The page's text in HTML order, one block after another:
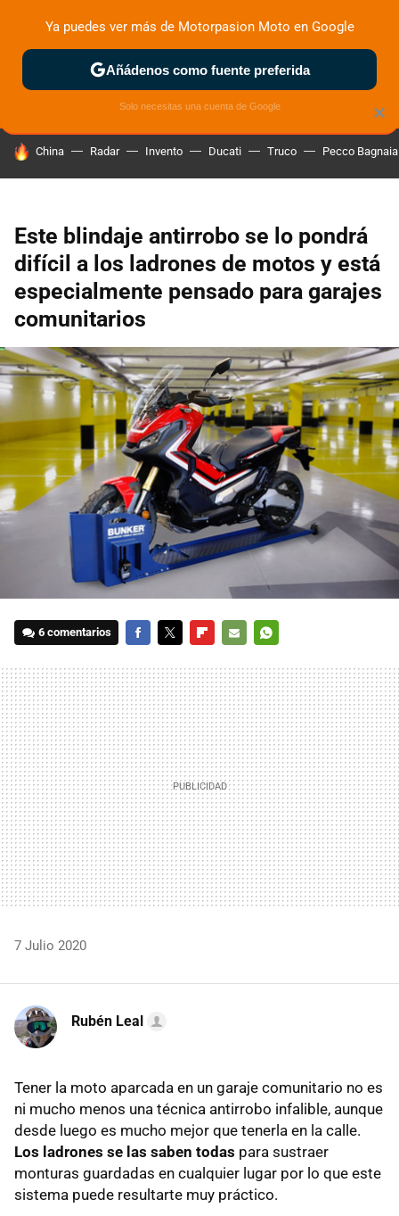
ZONA DE PRUEBAS DEPORTIVAS MOTOS ELÉCTRICAS
HOY SE HABLA DE
China Radar Invento Ducati Truco Pecco Bagnaia
Este blindaje antirrobo se lo pondrá
difícil a los ladrones de motos y está
especialmente pensado para garajes
comunitarios
6 comentarios
MAIL
7 Julio 2020
Rubén Leal
Tener la moto aparcada en un garaje comunitario no es
ni mucho menos una técnica antirrobo infalible, aunque
desde luego es mucho mejor que tenerla en la calle.
Los ladrones se las saben todas para sustraer
monturas guardadas en cualquier lugar por lo que este
sistema puede resultarte muy práctico.
×
Ya puedes ver más de Motorpasion Moto en Google
Añádenos como fuente preferida
Solo necesitas una cuenta de Google